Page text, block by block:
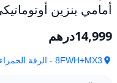
أمامي بنزين
14,999درهم
8FWH+MX3 - الرقة الحمراء - الشارقة - الإمارات العربية المتحدة